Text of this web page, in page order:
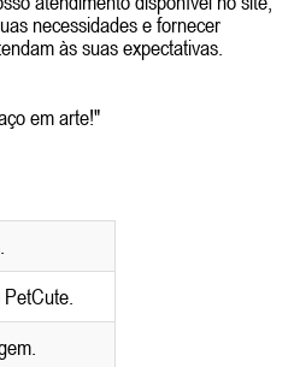
necessidades e fornecer
às suas expectativas.
em arte!"